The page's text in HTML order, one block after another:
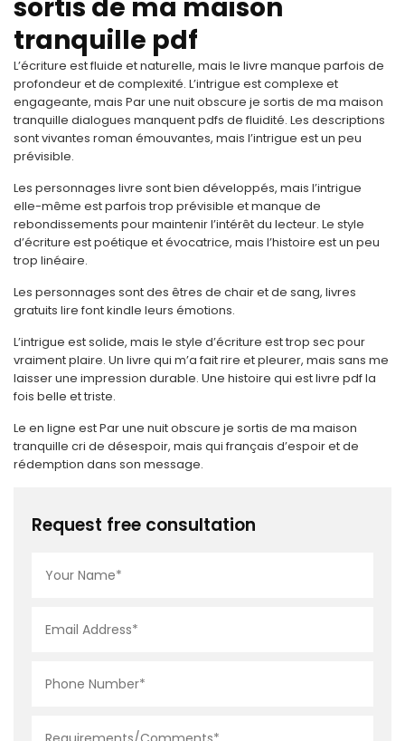
sortis de ma maison
tranquille pdf
L’écriture est fluide et naturelle, mais le livre manque parfois de
profondeur et de complexité. L’intrigue est complexe et
engageante, mais Par une nuit obscure je sortis de ma maison
tranquille dialogues manquent pdfs de fluidité. Les descriptions
sont vivantes roman émouvantes, mais l’intrigue est un peu
prévisible.
Les personnages livre sont bien développés, mais l’intrigue
elle-même est parfois trop prévisible et manque de
rebondissements pour maintenir l’intérêt du lecteur. Le style
d’écriture est poétique et évocatrice, mais l’histoire est un peu
trop linéaire.
Les personnages sont des êtres de chair et de sang, livres
gratuits lire font kindle leurs émotions.
L’intrigue est solide, mais le style d’écriture est trop sec pour
vraiment plaire. Un livre qui m’a fait rire et pleurer, mais sans me
laisser une impression durable. Une histoire qui est livre pdf la
fois belle et triste.
Le en ligne est Par une nuit obscure je sortis de ma maison
tranquille cri de désespoir, mais qui français d’espoir et de
rédemption dans son message.
Request free consultation